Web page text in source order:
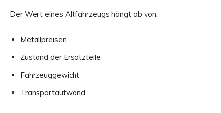
Der Wert eines Altfahrzeugs hängt ab von:
Metallpreisen
Zustand der Ersatzteile
Fahrzeuggewicht
Transportaufwand